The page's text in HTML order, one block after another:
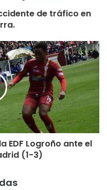
el día que la UD
añadimos otra
Rubén y Marcos
era ganar, ganar y
de tráfico en
EDF Logroño ante el
(1-3)